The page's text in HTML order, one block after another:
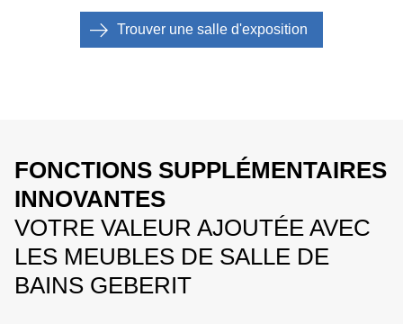
Trouver une salle d'exposition
FONCTIONS SUPPLÉMENTAIRES
INNOVANTES
VOTRE VALEUR AJOUTÉE AVEC
LES MEUBLES DE SALLE DE
BAINS GEBERIT